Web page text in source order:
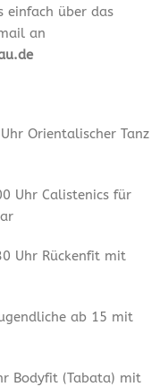
einfach über das
an
Orientalischer Tanz
Uhr Calistenics für
Uhr Rückenfit mit
ab 15 mit
Bodyfit (Tabata) mit